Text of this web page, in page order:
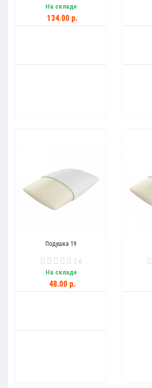
На складе
134.00 р.
Подушка 19
0
На складе
48.00 р.